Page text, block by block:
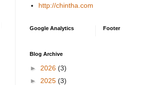
http://chintha.com
Google Analytics Footer
Blog Archive
► 2026 (3)
► 2025 (3)